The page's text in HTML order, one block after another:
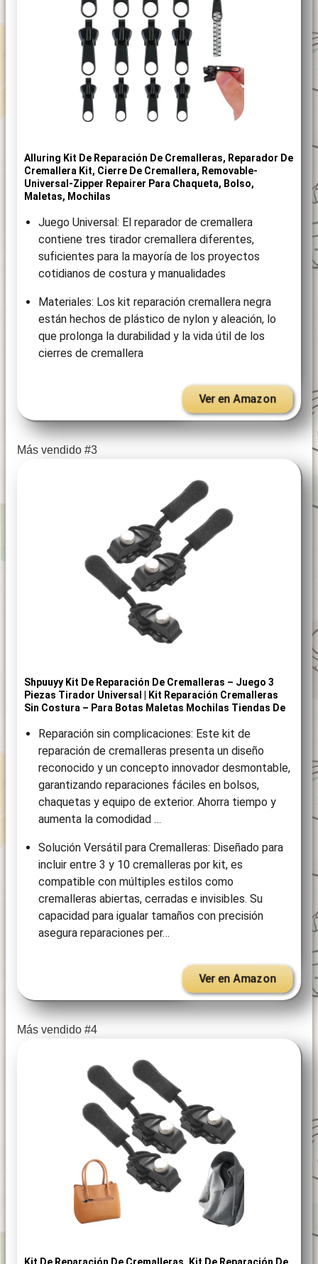
Alluring Kit De Reparación De Cremalleras, Reparador De
Cremallera Kit, Cierre De Cremallera, Removable-
Universal-Zipper Repairer Para Chaqueta, Bolso,
Maletas, Mochilas
Juego Universal: El reparador de cremallera
contiene tres tirador cremallera diferentes,
suficientes para la mayoría de los proyectos
cotidianos de costura y manualidades
Materiales: Los kit reparación cremallera negra
están hechos de plástico de nylon y aleación, lo
que prolonga la durabilidad y la vida útil de los
cierres de cremallera
Ver en Amazon
Más vendido #3
Shpuuyy Kit De Reparación De Cremalleras – Juego 3
Piezas Tirador Universal | Kit Reparación Cremalleras
Sin Costura – Para Botas Maletas Mochilas Tiendas De
Reparación sin complicaciones: Este kit de
reparación de cremalleras presenta un diseño
reconocido y un concepto innovador desmontable,
garantizando reparaciones fáciles en bolsos,
chaquetas y equipo de exterior. Ahorra tiempo y
aumenta la comodidad …
Solución Versátil para Cremalleras: Diseñado para
incluir entre 3 y 10 cremalleras por kit, es
compatible con múltiples estilos como
cremalleras abiertas, cerradas e invisibles. Su
capacidad para igualar tamaños con precisión
asegura reparaciones per…
Ver en Amazon
Más vendido #4